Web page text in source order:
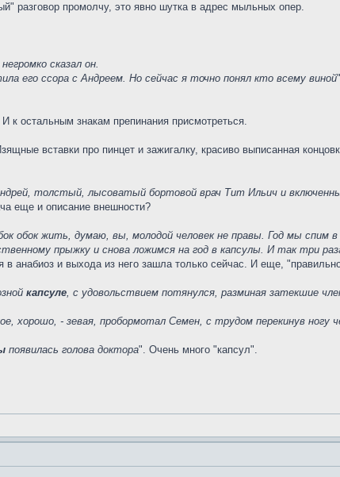
разговор промолчу, это явно шутка в адрес мыльных опер.
сказал он.
его ссора с Андреем. Но сейчас я точно понял кто всему виной
к остальным знакам препинания присмотреться.
вставки про пинцет и зажигалку, красиво выписанная
толстый, лысоватый бортовой врач Тит Ильич и
еще и описание внешности?
обок жить, думаю, вы, молодой человек не правы. Год мы спим
прыжку и снова ложимся на год в капсулы. И так три
в анабиоз и выхода из него зашла только сейчас. И еще,
капсуле, с удовольствием потянулся, разминая затекшие
хорошо, - зевая, пробормотал Семен, с трудом перекинув ногу
появилась голова доктора". Очень много "капсул".